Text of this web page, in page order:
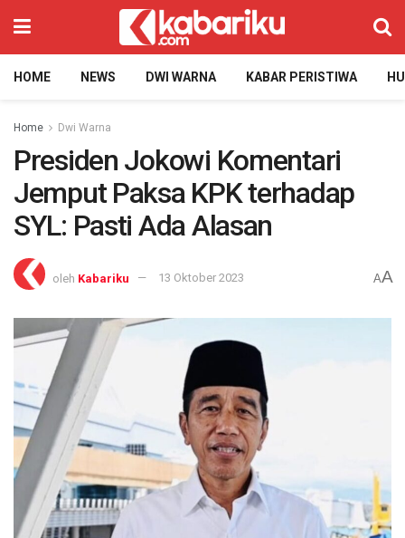
HOME NEWS DWI WARNA KABAR PERISTIWA
Home Dwi Warna
Presiden Jokowi Komentari
Jemput Paksa KPK terhadap
SYL: Pasti Ada Alasan
oleh Kabariku 13 Oktober 2023 AA